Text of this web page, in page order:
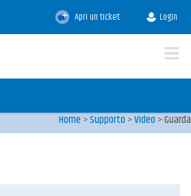
Apri un ticket Login
Home >Supporto >Video >Guarda
Video tutorials
presenti tutti i video